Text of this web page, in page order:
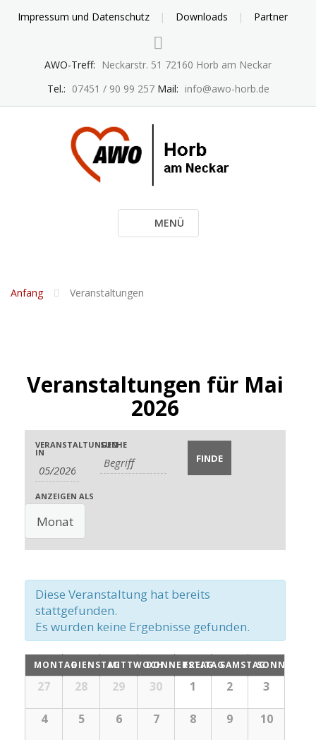
Impressum und Datenschutz Downloads Partner
AWO-Treff:
Neckarstr. 51 72160 Horb am Neckar
Tel.: 07451 / 90 99 257Mail: info@awo-horb.de
MENÜ
Anfang Veranstaltungen
Veranstaltungen für Mai
2026
Veranstaltungen
Suche
und
Ansichten,
Navigation
Veranstaltungen
Suche
VERANSTALTUNGEN
IN
SUCHE
Veranstaltung
Ansichten-
Navigation
ANZEIGEN ALS
Diese Veranstaltung hat bereits
stattgefunden.
Es wurden keine Ergebnisse gefunden.
Kalender
von
Veranstaltungen
Kalender
von
MONTAGDIENSTAGMITTWOCHDONNERSTAG
FREITAGSAMSTAGSONNTAG
27 28 29 30 1 2 3
4 5 6 7 8 9 10